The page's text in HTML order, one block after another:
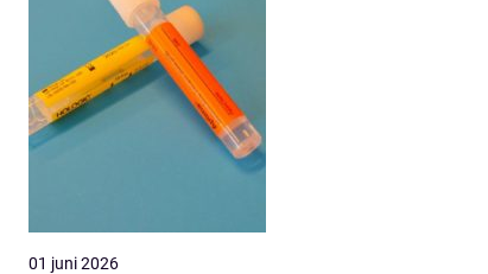
01 juni 2026